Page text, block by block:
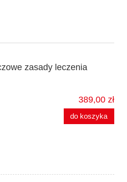
zasady leczenia
389,00 zł
do koszyka